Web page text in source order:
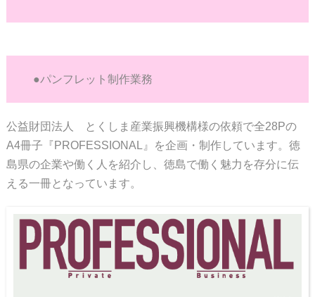
●パンフレット制作業務
公益財団法人 とくしま産業振興機構様の依頼で全28Pの
A4冊子『PROFESSIONAL』を企画・制作しています。徳
島県の企業や働く人を紹介し、徳島で働く魅力を存分に伝
える一冊となっています。